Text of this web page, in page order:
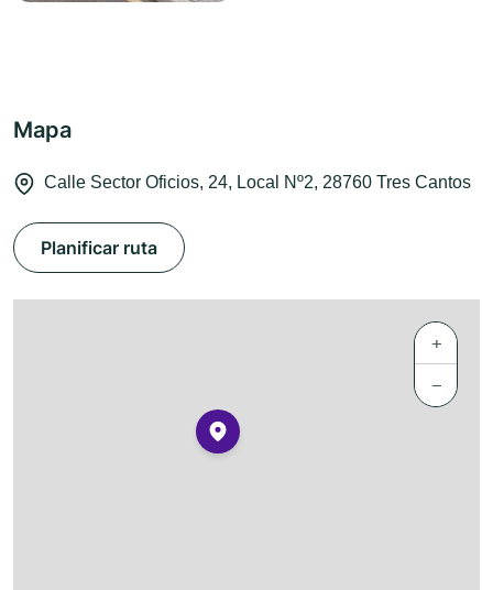
Mapa
Calle Sector Oficios, 24, Local Nº2, 28760 Tres Cantos
Planificar ruta
+
−